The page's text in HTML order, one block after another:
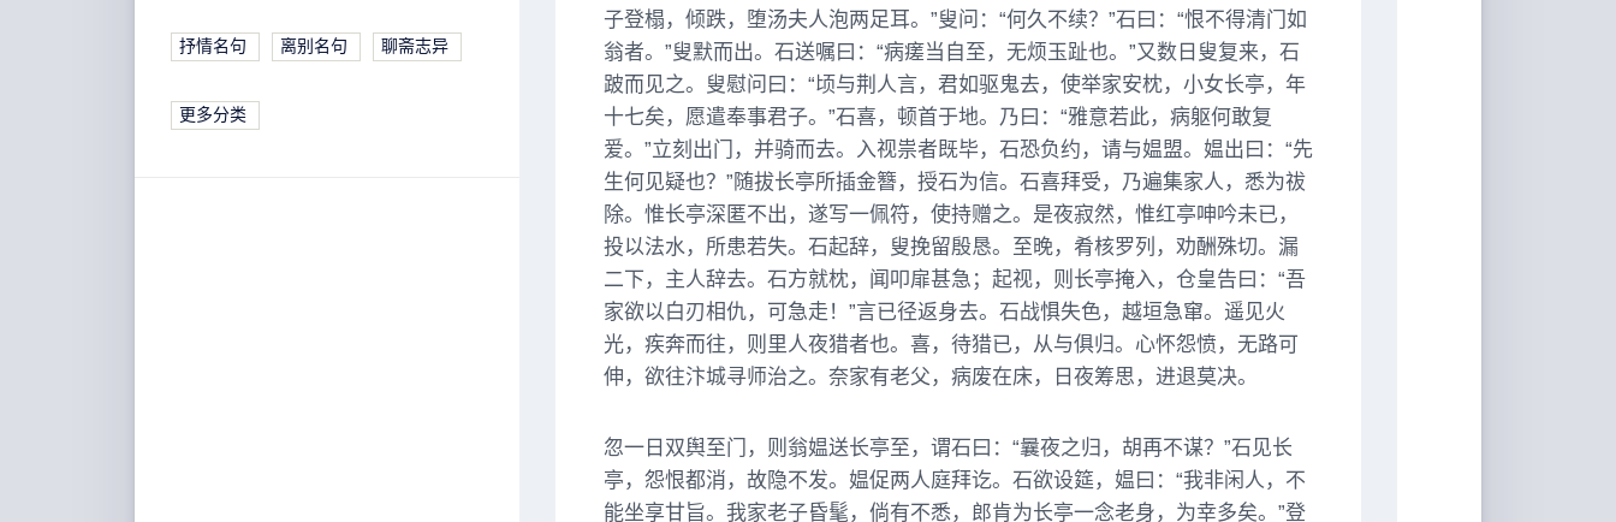
抒情名句 离别名句 聊斋志异
更多分类
子登榻，倾跌，堕汤夫人泡两足耳。”叟问：“何久不续？”石曰：“恨不得清门如
翁者。”叟默而出。石送嘱曰：“病瘥当自至，无烦玉趾也。”又数日叟复来，石
跛而见之。叟慰问曰：“顷与荆人言，君如驱鬼去，使举家安枕，小女长亭，年
十七矣，愿遣奉事君子。”石喜，顿首于地。乃曰：“雅意若此，病躯何敢复
爱。”立刻出门，并骑而去。入视祟者既毕，石恐负约，请与媪盟。媪出曰：“先
生何见疑也？”随拔长亭所插金簪，授石为信。石喜拜受，乃遍集家人，悉为祓
除。惟长亭深匿不出，遂写一佩符，使持赠之。是夜寂然，惟红亭呻吟未已，
投以法水，所患若失。石起辞，叟挽留殷恳。至晚，肴核罗列，劝酬殊切。漏
二下，主人辞去。石方就枕，闻叩扉甚急；起视，则长亭掩入，仓皇告曰：“吾
家欲以白刃相仇，可急走！”言已径返身去。石战惧失色，越垣急窜。遥见火
光，疾奔而往，则里人夜猎者也。喜，待猎已，从与俱归。心怀怨愤，无路可
伸，欲往汴城寻师治之。奈家有老父，病废在床，日夜筹思，进退莫决。
忽一日双舆至门，则翁媪送长亭至，谓石曰：“曩夜之归，胡再不谋？”石见长
亭，怨恨都消，故隐不发。媪促两人庭拜讫。石欲设筵，媪曰：“我非闲人，不
能坐享甘旨。我家老子昏髦，倘有不悉，郎肯为长亭一念老身，为幸多矣。”登